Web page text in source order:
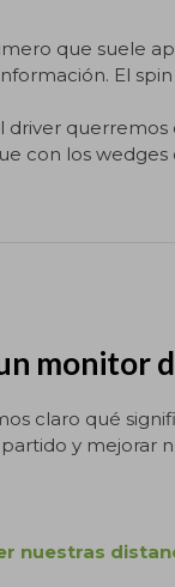
que suele
El
driver
con los
monitor
claro qué
y mejorar
nuestras